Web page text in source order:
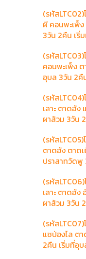
(รหัส
ผี คอนพะเพ็
3วัน 2คืน เริ่
(รหัส
คอนพะเพ็ง
อุบล 3วัน 2คื
(รหัส
เลาะ ตาดฮั
ผาส้วม 3วัน
(รหัสLTC05)
ตาดฮัง ตาด
ปราสาทวัดพู
(รหัส
เลาะ ตาดฮั
ผาส้วม 3วัน
(รหัสLTC07)
แซป่องไล ต
2คืน เริ่มที่อุ